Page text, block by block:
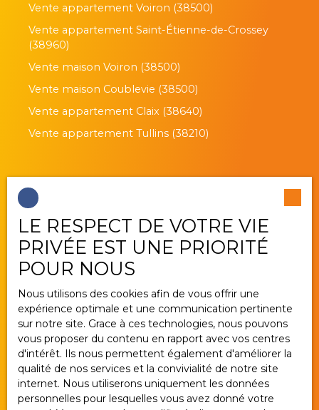
Vente appartement Voiron (38500)
Vente appartement Saint-Étienne-de-Crossey
(38960)
Vente maison Voiron (38500)
Vente maison Coublevie (38500)
Vente appartement Claix (38640)
Vente appartement Tullins (38210)
Je suis propriétaire
Estimez votre bien
Vendre avec nous
Gestion locative
Nous contacter
Informations
Nos honoraires
LE RESPECT DE VOTRE VIE
PRIVÉE EST UNE PRIORITÉ
POUR NOUS
Nous utilisons des cookies afin de vous offrir une
expérience optimale et une communication pertinente
sur notre site. Grace à ces technologies, nous pouvons
vous proposer du contenu en rapport avec vos centres
d'intérêt. Ils nous permettent également d'améliorer la
qualité de nos services et la convivialité de notre site
internet. Nous utiliserons uniquement les données
personnelles pour lesquelles vous avez donné votre